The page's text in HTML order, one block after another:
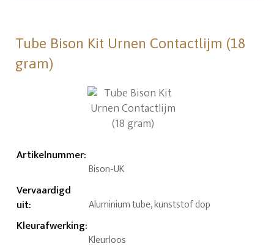
Tube Bison Kit Urnen Contactlijm (18
gram)
Artikelnummer:
Bison-UK
Vervaardigd
uit: Aluminium tube, kunststof dop
Kleurafwerking:
Kleurloos